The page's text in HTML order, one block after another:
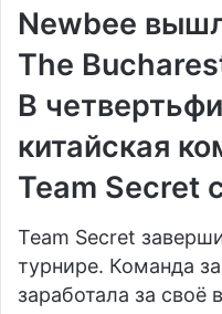
Newbee
The
В
китайская
Team Secret
Team Secret
турнире. Команда
заработала за своё